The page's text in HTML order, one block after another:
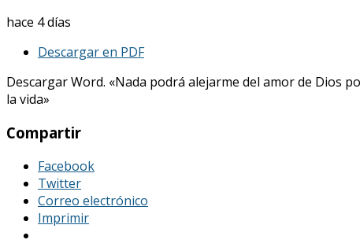
hace 4 días
Descargar en PDF
Descargar Word. «Nada podrá alejarme del amor de Dios
la vida»
Compartir
Facebook
Twitter
Correo electrónico
Imprimir